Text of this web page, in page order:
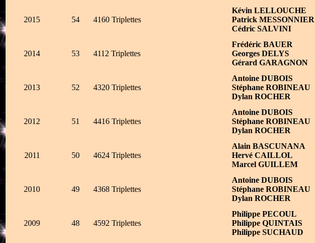
2015 54 4160 Triplettes
Kévin LELLOUCHE
Patrick MESSONNIER
Cédric SALVINI
2014 53 4112 Triplettes
Frédéric BAUER
Georges DELYS
Gérard GARAGNON
2013 52 4320 Triplettes
Antoine DUBOIS
Stéphane ROBINEAU
Dylan ROCHER
2012 51 4416 Triplettes
Antoine DUBOIS
Stéphane ROBINEAU
Dylan ROCHER
2011 50 4624 Triplettes
Alain BASCUNANA
Hervé CAILLOL
Marcel GUILLEM
2010 49 4368 Triplettes
Antoine DUBOIS
Stéphane ROBINEAU
Dylan ROCHER
2009 48 4592 Triplettes
Philippe PECOUL
Philippe QUINTAIS
Philippe SUCHAUD